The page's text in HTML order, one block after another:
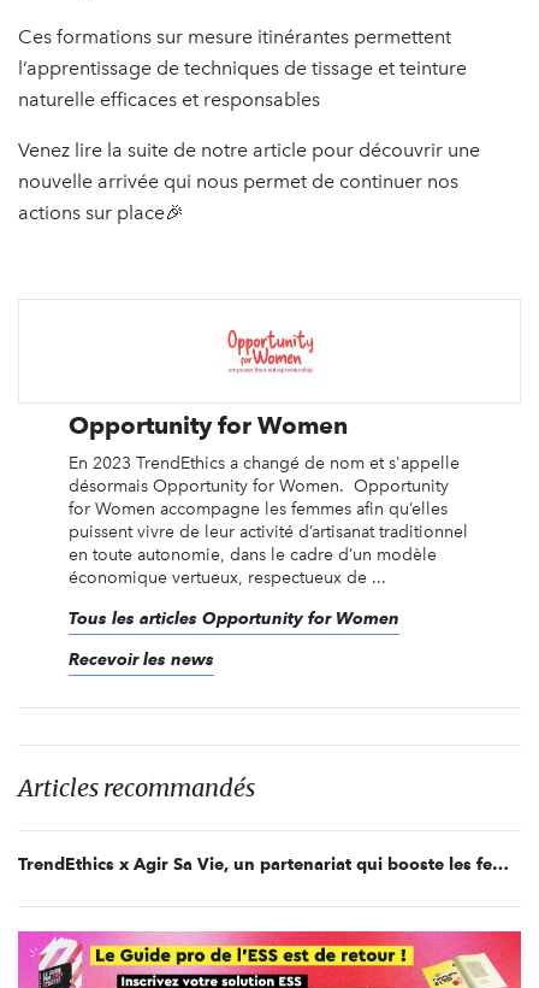
Ces formations sur mesure itinérantes permettent
l’apprentissage de techniques de tissage et teinture
naturelle efficaces et responsables
Venez lire la suite de notre article pour découvrir une
nouvelle arrivée qui nous permet de continuer nos
actions sur place🎉
Opportunity for Women
En 2023 TrendEthics a changé de nom et s'appelle
désormais Opportunity for Women. Opportunity
for Women accompagne les femmes afin qu’elles
puissent vivre de leur activité d’artisanat traditionnel
en toute autonomie, dans le cadre d’un modèle
économique vertueux, respectueux de ...
Tous les articles Opportunity for Women
Recevoir les news
Articles recommandés
TrendEthics x Agir Sa Vie, un partenariat qui booste les femmes